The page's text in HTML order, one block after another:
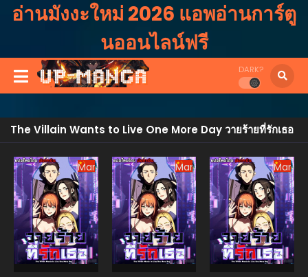
อ่านมังงะใหม่ 2026 แอพอ่านการ์ตู
นออนไลน์ฟรี
DARK?
The Villain Wants to Live One More Day วายร้ายที่รักเธอ
Manhua Manhua